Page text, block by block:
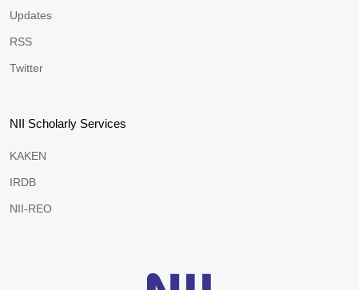
Updates
RSS
Twitter
NII Scholarly Services
KAKEN
IRDB
NII-REO